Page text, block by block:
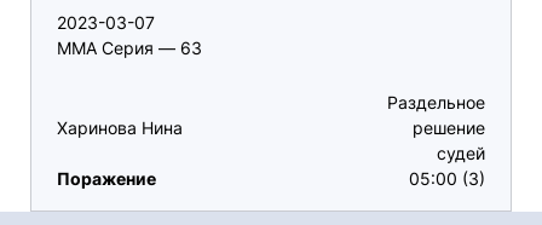
2023-03-07
ММА Серия — 63
Харинова Нина
Поражение
Раздельное
решение
судей
05:00 (3)